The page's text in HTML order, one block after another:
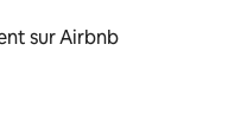
sur Airbnb